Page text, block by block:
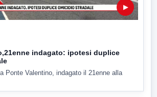
▶
indagato: ipotesi duplice
Ponte Valentino, indagato il 21enne alla